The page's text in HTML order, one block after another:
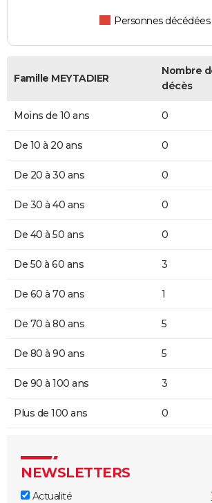
Personnes décédées
Famille MEYTADIER
Nombre
décès
Moins de 10 ans 0
De 10 à 20 ans 0
De 20 à 30 ans 0
De 30 à 40 ans 0
De 40 à 50 ans 0
De 50 à 60 ans 3
De 60 à 70 ans 1
De 70 à 80 ans 5
De 80 à 90 ans 5
De 90 à 100 ans 3
Plus de 100 ans 0
NEWSLETTERS
Actualité